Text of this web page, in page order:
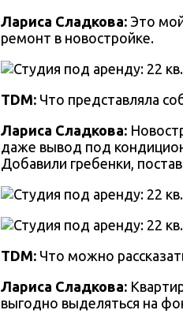
Лариса Сладкова: Это
ремонт в новостройке.
TDM: Что представляла
Лариса Сладкова:
даже вывод под
Добавили гребенки,
TDM: Что можно
Лариса Сладкова:
выгодно выделяться на